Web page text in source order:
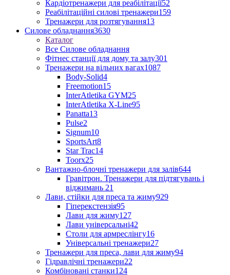
Кардіотренажери для реабілітації52
Реабілітаційні силові тренажери159
Тренажери для розтягування13
Силове обладнання3630
Каталог
Все Силове обладнання
Фітнес станції для дому та залу301
Тренажери на вільних вагах1087
Body-Solid4
Freemotion15
InterAtletika GYM25
InterAtletika X-Line95
Panatta13
Pulse2
Signum10
SportsArt8
Star Trac14
Toorx25
Вантажно-блочні тренажери для залів644
Гравітрон. Тренажери для підтягувань і
віджимань 21
Лави, стійки для преса та жиму929
Гіперекстензія95
Лави для жиму127
Лави універсальні42
Столи для армреслінгу16
Універсальні тренажери27
Тренажери для преса, лави для жиму94
Гідравлічні тренажери22
Комбіновані станки124